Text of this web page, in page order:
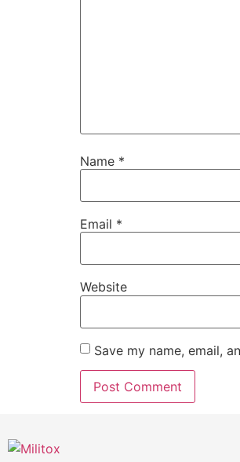
Name *
Email *
Website
Save my name, email,